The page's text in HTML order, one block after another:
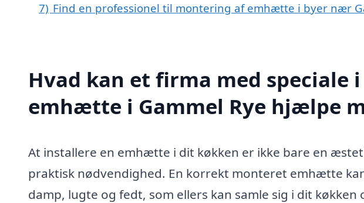
7) Find en professionel til montering af emhætte i byer nær
Hvad kan et firma med speciale
emhætte i Gammel Rye hjælpe
At installere en emhætte i dit køkken er ikke bare en
praktisk nødvendighed. En korrekt monteret emhætte
damp, lugte og fedt, som ellers kan samle sig i dit